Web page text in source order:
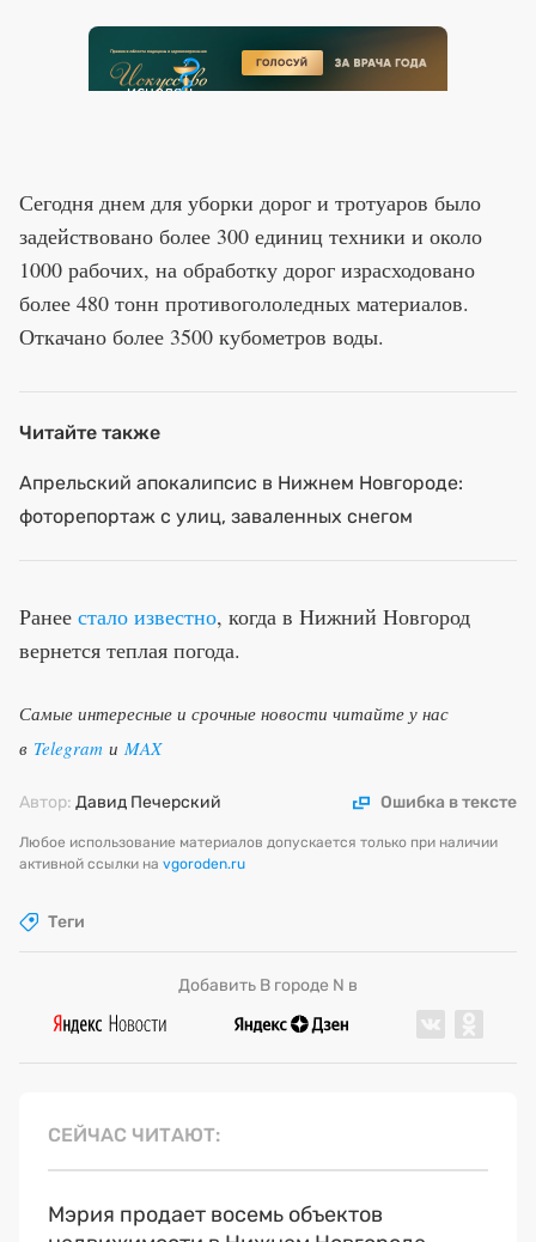
Сегодня днем для уборки дорог и тротуаров было
задействовано более 300 единиц техники и около
1000 рабочих, на обработку дорог израсходовано
более 480 тонн противогололедных материалов.
Откачано более 3500 кубометров воды.
Читайте также
Апрельский апокалипсис в Нижнем Новгороде:
фоторепортаж с улиц, заваленных снегом
Ранее стало известно, когда в Нижний Новгород
вернется теплая погода.
Самые интересные и срочные новости читайте у нас
в Telegram и MAX
Автор: Давид Печерский Ошибка в тексте
Любое использование материалов допускается только при наличии
активной ссылки на vgoroden.ru
Теги
Добавить В городе N в
СЕЙЧАС ЧИТАЮТ
Мэрия продает восемь объектов